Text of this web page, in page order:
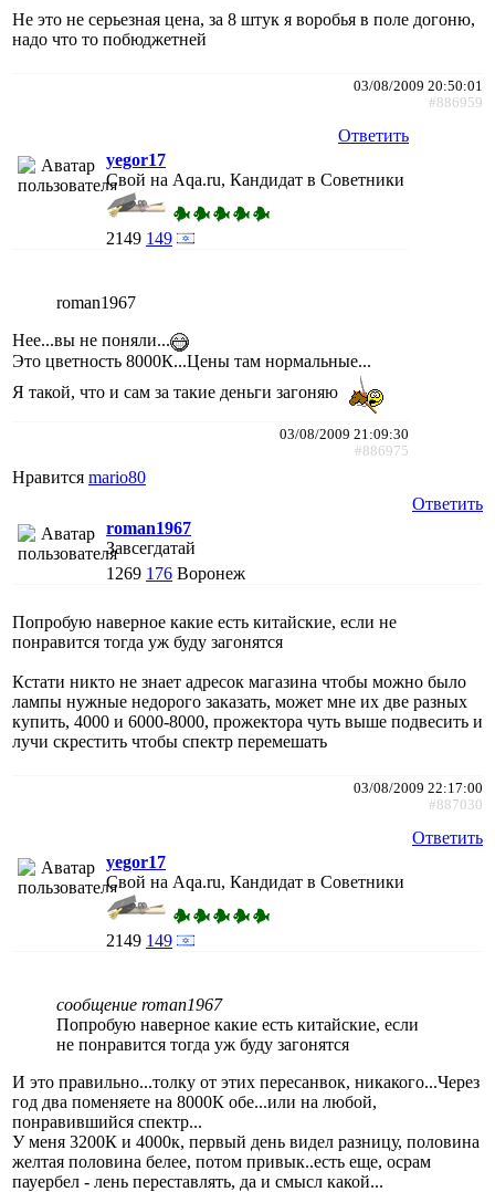
Не это не серьезная цена, за 8 штук я воробья в поле догоню,
надо что то побюджетней
03/08/2009 20:50:01
#886959
Ответить
yegor17
Свой на Aqa.ru, Кандидат в Советники
2149 149
roman1967
Нее...вы не поняли...
Это цветность 8000К...Цены там нормальные...
Я такой, что и сам за такие деньги загоняю
03/08/2009 21:09:30
#886975
Нравится mario80
Ответить
roman1967
Завсегдатай
1269 176 Воронеж
Попробую наверное какие есть китайские, если не
понравится тогда уж буду загонятся
Кстати никто не знает адресок магазина чтобы можно было
лампы нужные недорого заказать, может мне их две разных
купить, 4000 и 6000-8000, прожектора чуть выше подвесить и
лучи скрестить чтобы спектр перемешать
03/08/2009 22:17:00
#887030
Ответить
yegor17
Свой на Aqa.ru, Кандидат в Советники
2149 149
сообщение roman1967
Попробую наверное какие есть китайские, если
не понравится тогда уж буду загонятся
И это правильно...толку от этих пересанвок, никакого...Через
год два поменяете на 8000К обе...или на любой,
понравившийся спектр...
У меня 3200К и 4000к, первый день видел разницу, половина
желтая половина белее, потом привык..есть еще, осрам
пауербел - лень переставлять, да и смысл какой...